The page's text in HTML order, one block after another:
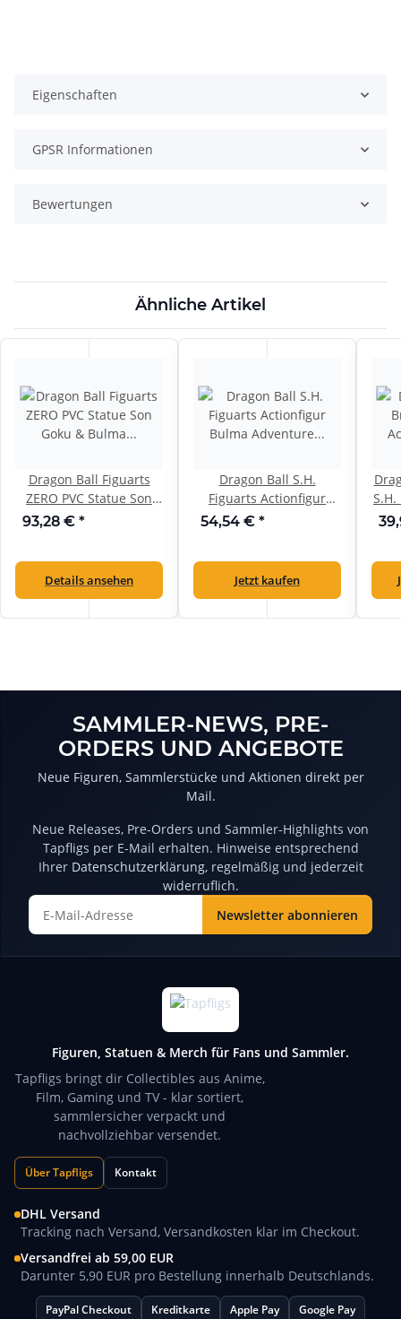
Eigenschaften
GPSR Informationen
Bewertungen
Ähnliche Artikel
Dragon Ball Figuarts
ZERO PVC Statue Son
Goku & Bulma 18 cm
93,28 € *
Details ansehen
Dragon Ball S.H.
Figuarts Actionfigur
Bulma Adventure
54,54 € *
Jetzt kaufen
SAMMLER-NEWS, PRE-
ORDERS UND ANGEBOTE
Neue Figuren, Sammlerstücke und Aktionen direkt per
Mail.
Neue Releases, Pre-Orders und Sammler-Highlights von
Tapfligs per E-Mail erhalten. Hinweise entsprechend
Ihrer Datenschutzerklärung, regelmäßig und jederzeit
widerruflich.
Newsletter abonnieren
DHL Versand
Tracking nach Versand, Versandkosten klar im Checkout.
Versandfrei ab 59,00 EUR
Darunter 5,90 EUR pro Bestellung innerhalb Deutschlands.
PayPal Checkout Kreditkarte Apple Pay
Google Pay
Figuren, Statuen & Merch für Fans und Sammler.
Tapfligs bringt dir Collectibles aus Anime,
Film, Gaming und TV - klar sortiert,
sammlersicher verpackt und
nachvollziehbar versendet.
Über Tapfligs Kontakt